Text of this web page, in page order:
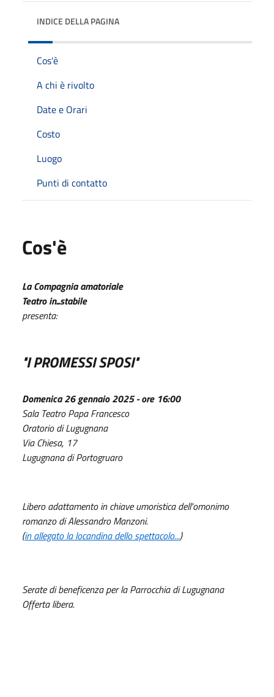
INDICE DELLA PAGINA
Cos'è
A chi è rivolto
Date e Orari
Costo
Luogo
Punti di contatto
Cos'è
La Compagnia amatoriale
Teatro in...stabile
presenta:
"I PROMESSI SPOSI"
Domenica 26 gennaio 2025 - ore 16:00
Sala Teatro Papa Francesco
Oratorio di Lugugnana
Via Chiesa, 17
Lugugnana di Portogruaro
Libero adattamento in chiave umoristica dell'omonimo
romanzo di Alessandro Manzoni.
(in allegato la locandina dello spettacolo...)
Serate di beneficenza per la Parrocchia di Lugugnana
Offerta libera.